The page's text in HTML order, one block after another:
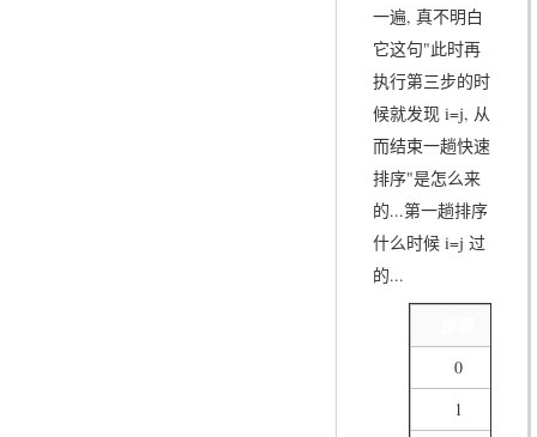
一遍, 真不明白
它这句"此时再
执行第三步的时
候就发现 i=j, 从
而结束一趟快速
排序"是怎么来
的...第一趟排序
什么时候 i=j 过
的...
0
1